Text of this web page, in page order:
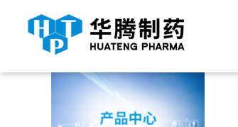
当前位置： 首页 产品中心